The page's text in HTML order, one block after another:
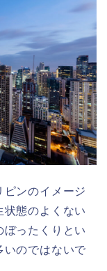
ピンのイメージ
状態のよくない
ぼったくりとい
いのではないで